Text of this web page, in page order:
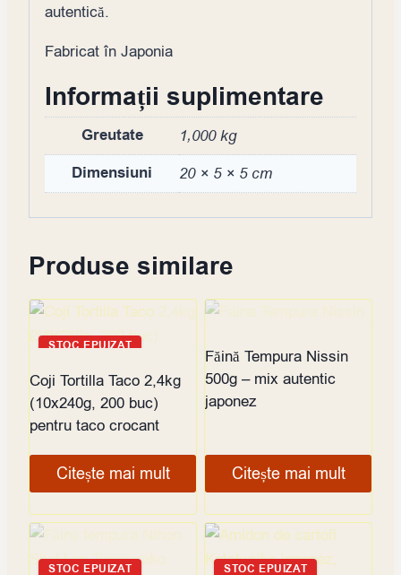
autentică.
Fabricat în Japonia
Informații suplimentare
Greutate 1,000 kg
Dimensiuni 20 × 5 × 5 cm
Produse similare
STOC EPUIZAT
Coji Tortilla Taco 2,4kg
(10x240g, 200 buc)
pentru taco crocant
Citește mai mult
Făină Tempura Nissin
500g – mix autentic
japonez
Citește mai mult
STOC EPUIZAT STOC EPUIZAT